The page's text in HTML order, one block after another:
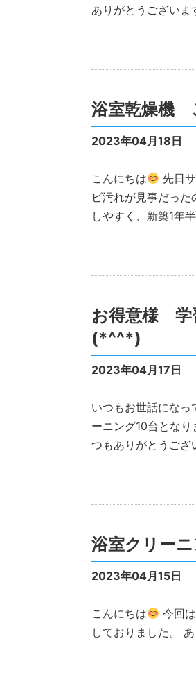
ありがとうございま
浴室乾燥機
2023年04月18日
こんにちは
先日
ビ汚れが見事だっ
しやすく、新築1年
お得意様 学
(*^^*)
2023年04月17日
いつもお世話になっ
ーニング10台とな
つもありがとうご
浴室クリー
2023年04月15日
こんにちは
今回
しておりました。